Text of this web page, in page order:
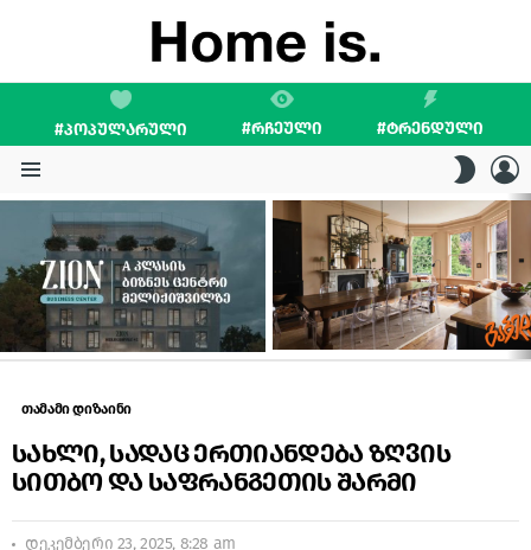
#ᲞᲝᲞᲣᲚᲐᲠᲣᲚᲘ #ᲠᲩᲔᲣᲚᲘ #ᲢᲠᲔᲜᲓᲣᲚᲘ
SKIN
STORIES
თამამი დიზაინი
სახლი, სადაც ერთიანდება ზღვის
სითბო და საფრანგეთის შარმი
დეკემბერი 23, 2025, 8:28 am